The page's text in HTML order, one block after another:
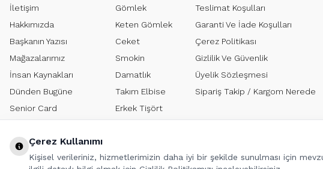
İletişim
Hakkımızda
Başkanın Yazısı
Mağazalarımız
İnsan Kaynakları
Dünden Bugüne
Senior Card
Gömlek
Keten Gömlek
Ceket
Smokin
Damatlık
Takım Elbise
Erkek Tişört
Teslimat Koşulları
Garanti Ve İade Koşulları
Çerez Politikası
Gizlilik Ve Güvenlik
Üyelik Sözleşmesi
Sipariş Takip / Kargom Nerede
Çerez Kullanımı
Kişisel verileriniz, hizmetlerimizin daha iyi bir şekilde sunulması için